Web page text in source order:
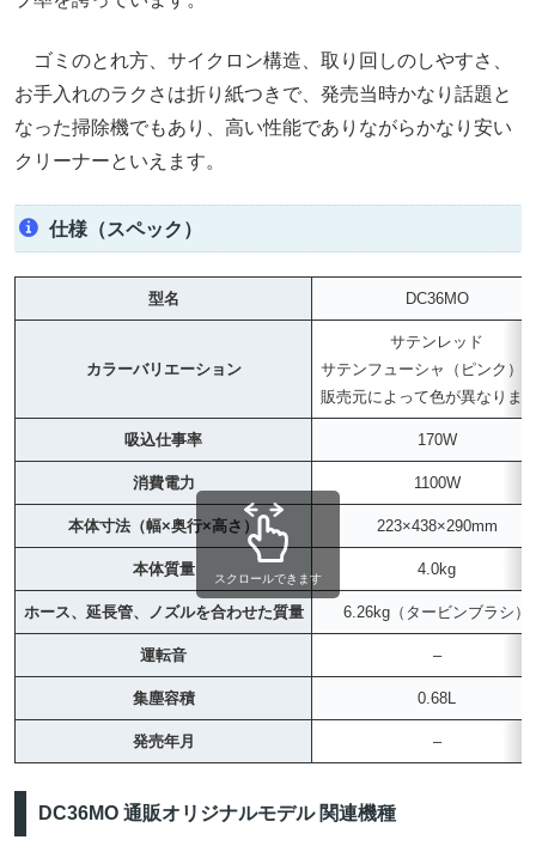
ゴミのとれ方、サイクロン構造、取り回しのしやすさ、
お手入れのラクさは折り紙つきで、発売当時かなり話題と
なった掃除機でもあり、高い性能でありながらかなり安い
クリーナーといえます。
仕様（スペック）
型名 DC36MO
カラーバリエーション
サテンレッド
サテンフューシャ（ピンク）
販売元によって色が異なりま
吸込仕事率 170W
消費電力 1100W
本体寸法（幅×奥行×高さ） 223×438×290mm
本体質量 4.0kg
ホース、延長管、ノズルを合わせた質量 6.26kg（タービンブラシ）
運転音 –
集塵容積 0.68L
発売年月 –
スクロールできます
DC36MO 通販オリジナルモデル 関連機種